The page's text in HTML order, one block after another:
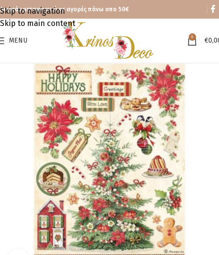
Skip to navigation
Skip to main content
Δωρεάν μεταφορικά με αγορές πάνω απο 50€
MENU 0 €